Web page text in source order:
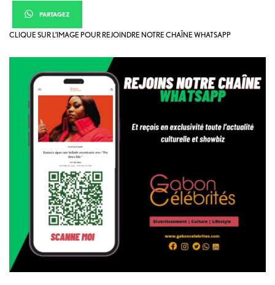
PARTAGEZ
CLIQUE SUR L’IMAGE POUR REJOINDRE NOTRE CHAÎNE WHATSAPP